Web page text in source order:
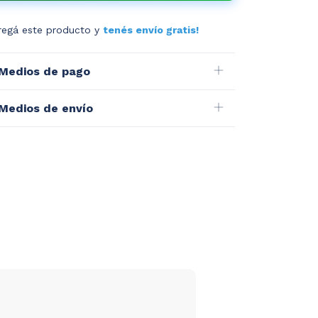
este producto y tenés envío gratis!
de pago
de envío